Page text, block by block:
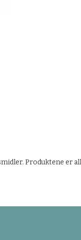
Produktene er